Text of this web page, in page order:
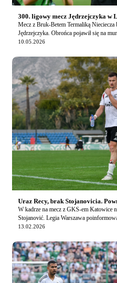
300. ligowy mecz Jędrzejczyka w
Mecz z Bruk-Betem Termaliką
Jędrzejczyka. Obrońca pojawił się na
rozegrał 300. ligowe spotkanie w
10.05.2026
Uraz Recy, brak Stojanovicia.
W kadrze na mecz z GKS-em Katowice
Stojanović. Legia Warszawa
uraz. Powód nieobecności Stoja…
13.02.2026